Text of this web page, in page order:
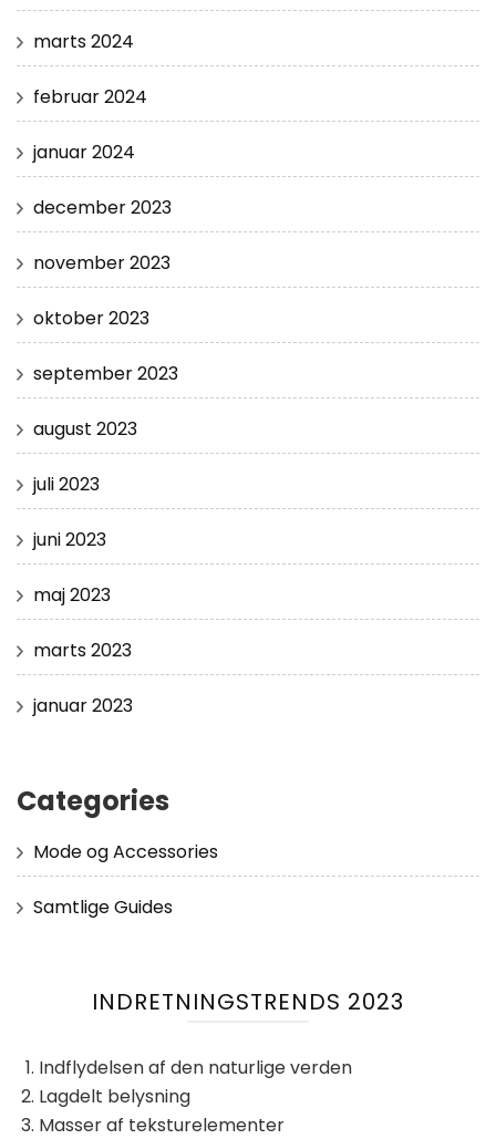
marts 2024
februar 2024
januar 2024
december 2023
november 2023
oktober 2023
september 2023
august 2023
juli 2023
juni 2023
maj 2023
marts 2023
januar 2023
Categories
Mode og Accessories
Samtlige Guides
INDRETNINGSTRENDS 2023
Indflydelsen af ​​den naturlige verden
Lagdelt belysning
Masser af teksturelementer